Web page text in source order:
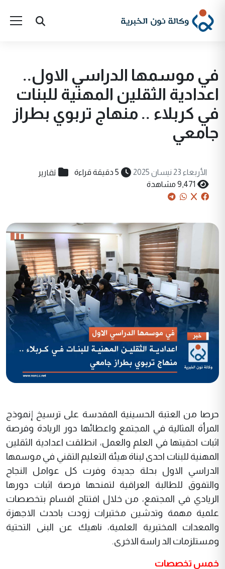
في موسمها الدراسي الاول..
اعدادية الثقلين المهنية للبنات
في كربلاء .. منهاج تربوي بطراز
جامعي
الأربعاء 23 نيسان 2025 5 دقيقة قراءة تقارير
9,471 مشاهدة
حرصا من العتبة الحسينية المقدسة على ترسيخ إنموذج
المرأة المثالية في المجتمع واعطائها دور الريادة وفرصة
اثبات احقيتها في العلم والعمل، انطلقت اعدادية الثقلين
المهنية للبنات احدى لبناة هيئة التعليم التقني في موسمها
الدراسي الاول بحلة جديدة وفرت كل عوامل النجاح
والتفوق للطالبة العراقية لتمنحها فرصة اثبات دورها
الريادي في المجتمع، من خلال افتتاح اقسام بتخصصات
علمية مهمة وتدشين مختبرات زودت باحدث الاجهزة
والمعدات المختبرية العلمية، ناهيك عن البنى التحتية
ومستلزمات الد راسة الاخرى.
خمس تخصصات